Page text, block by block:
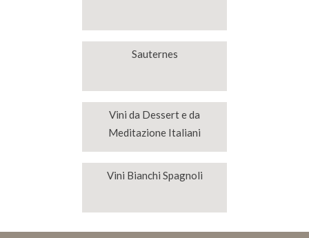
Sauternes
Vini da Dessert e da
Meditazione Italiani
Vini Bianchi Spagnoli